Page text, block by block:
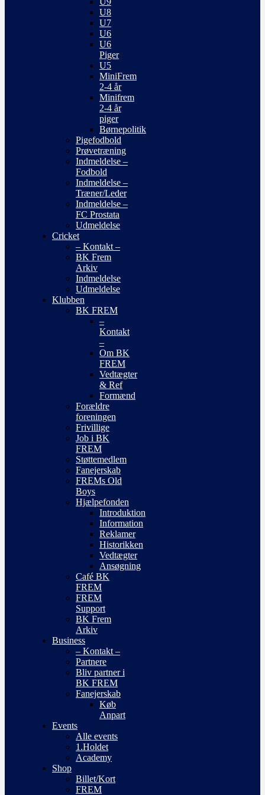
U8
U7
U6
U6
Piger
U5
MiniFrem
2-4 år
Minifrem
2-4 år
piger
Børnepolitik
Pigefodbold
Prøvetræning
Indmeldelse –
Fodbold
Indmeldelse –
Træner/Leder
Indmeldelse –
FC Prostata
Udmeldelse
Cricket
– Kontakt –
BK Frem
Arkiv
Indmeldelse
Udmeldelse
Klubben
BK FREM
–
Kontakt
–
Om BK
FREM
Vedtægter
& Ref
Formænd
Forældre
foreningen
Frivillige
Job i BK
FREM
Støttemedlem
Fanejerskab
FREMs Old
Boys
Hjælpefonden
Introduktion
Information
Reklamer
Historikken
Vedtægter
Ansøgning
Café BK
FREM
FREM
Support
BK Frem
Arkiv
Business
– Kontakt –
Partnere
Bliv partner i
BK FREM
Fanejerskab
Køb
Anpart
Events
Alle events
1.Holdet
Academy
Shop
Billet/Kort
FREM